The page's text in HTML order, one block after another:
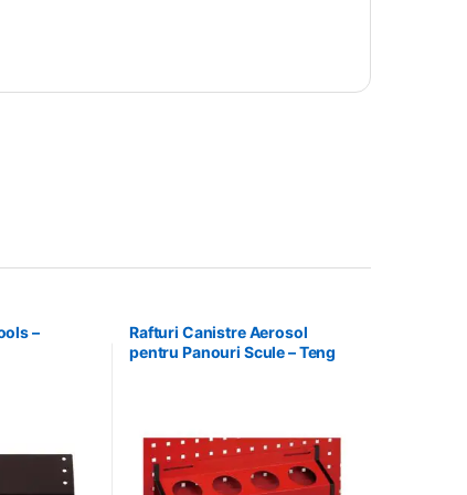
–
Rafturi Canistre Aerosol
pentru Panouri Scule – Teng